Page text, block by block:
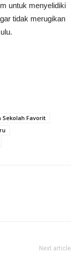
untuk menyelidiki
tidak merugikan
Sekolah Favorit
Next article